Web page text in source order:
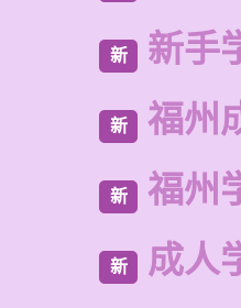
新 新手
新 福州
新 福州
新 成人